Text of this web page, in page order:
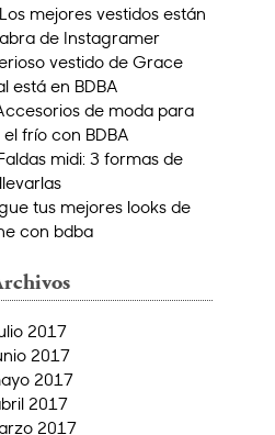
Los mejores vestidos están
de Instagramer
vestido de Grace
está en BDBA
de moda para
frío con BDBA
midi: 3 formas de
llevarlas
tus mejores looks de
con bdba
2017
2017
2017
2017
2017